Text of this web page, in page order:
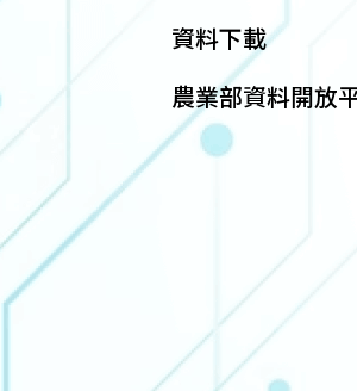
資料下載
農業部資料開放